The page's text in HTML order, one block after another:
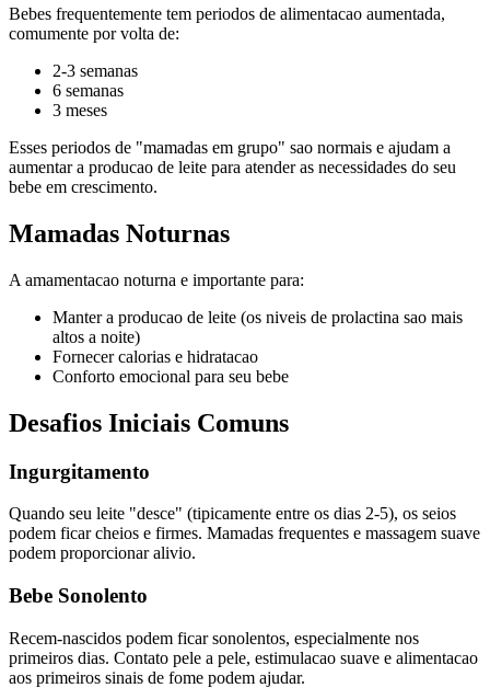
Bebes frequentemente tem periodos de alimentacao aumentada,
comumente por volta de:
2-3 semanas
6 semanas
3 meses
Esses periodos de "mamadas em grupo" sao normais e ajudam a
aumentar a producao de leite para atender as necessidades do seu
bebe em crescimento.
Mamadas Noturnas
A amamentacao noturna e importante para:
Manter a producao de leite (os niveis de prolactina sao mais
altos a noite)
Fornecer calorias e hidratacao
Conforto emocional para seu bebe
Desafios Iniciais Comuns
Ingurgitamento
Quando seu leite "desce" (tipicamente entre os dias 2-5), os seios
podem ficar cheios e firmes. Mamadas frequentes e massagem suave
podem proporcionar alivio.
Bebe Sonolento
Recem-nascidos podem ficar sonolentos, especialmente nos
primeiros dias. Contato pele a pele, estimulacao suave e alimentacao
aos primeiros sinais de fome podem ajudar.